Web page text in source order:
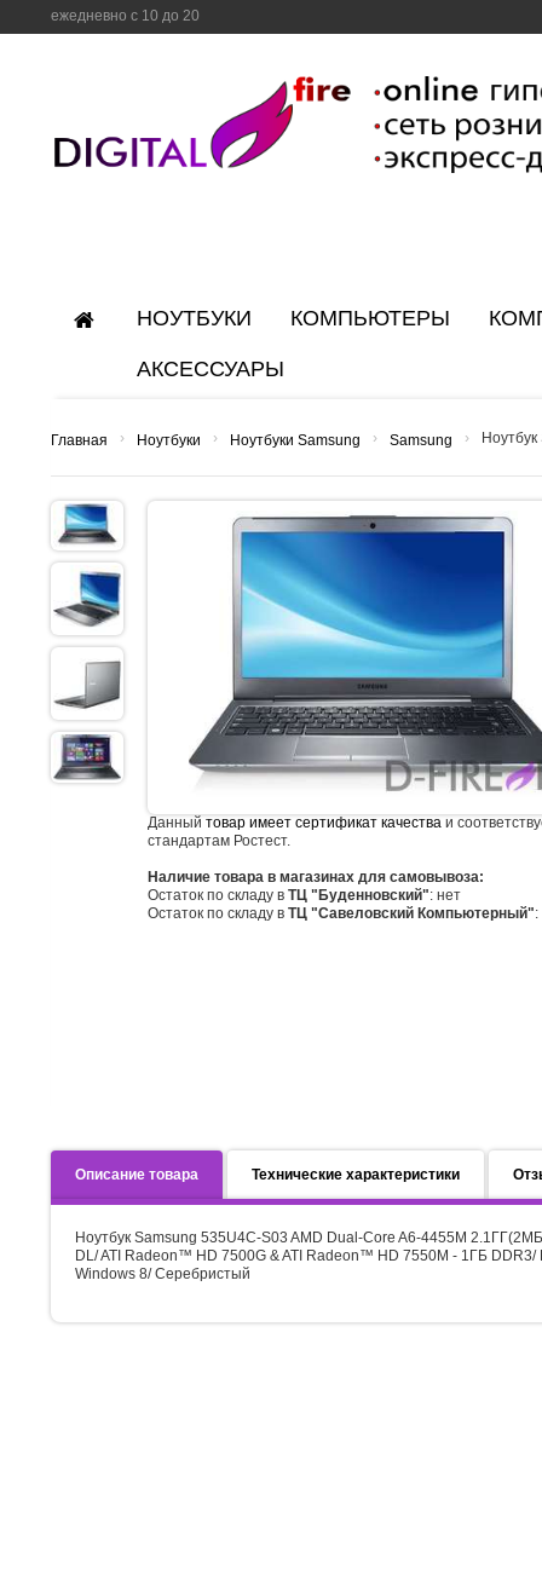
ежедневно с 10 до 20
НОУТБУКИ КОМПЬЮТЕРЫ
АКСЕССУАРЫ
Главная › Ноутбуки › Ноутбуки Samsung › Samsung ›
Данный товар имеет сертификат качества и
стандартам Ростест.
Наличие товара в магазинах для самовывоза:
Остаток по складу в ТЦ "Буденновский": нет
Остаток по складу в ТЦ "Савеловский Компьютерный"
Описание товара Технические характеристики
Ноутбук Samsung 535U4C-S03 AMD Dual-Core A6-4455M
DL/ ATI Radeon™ HD 7500G & ATI Radeon™ HD 7550M - 1ГБ DDR3/
Windows 8/ Серебристый